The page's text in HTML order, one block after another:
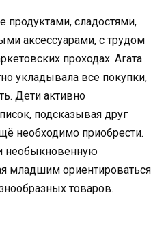
сладостями,
аксессуарами, с трудом
проходах. Агата
укладывала все покупки,
Дети активно
подсказывая друг
необходимо приобрести.
необыкновенную
младшим ориентироваться
товаров.